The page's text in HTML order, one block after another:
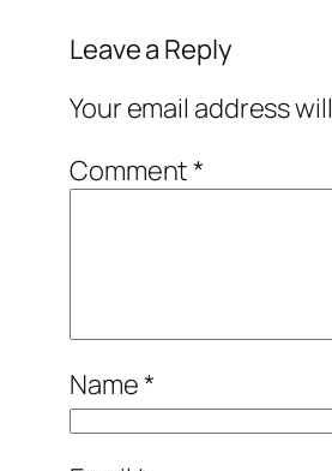
Leave a Reply
Your email address
Comment*
Name*